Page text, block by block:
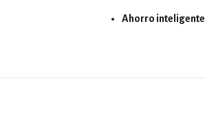
Ahorro inteligente